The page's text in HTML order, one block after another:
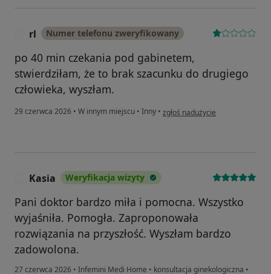
rl Numer telefonu zweryfikowany
po 40 min czekania pod gabinetem,
stwierdziłam, że to brak szacunku do drugiego
człowieka, wyszłam.
29 czerwca 2026 • W innym miejscu • Inny • w opinii użytkownika rl
zgłoś nadużycie
Kasia Weryfikacja wizyty
Pani doktor bardzo miła i pomocna. Wszystko
wyjaśniła. Pomogła. Zaproponowała
rozwiązania na przyszłość. Wyszłam bardzo
zadowolona.
27 czerwca 2026 • Infemini Medi Home • konsultacja ginekologiczna •